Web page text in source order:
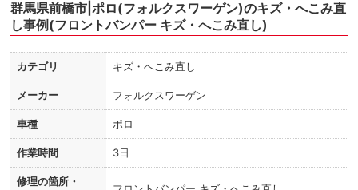
群馬県前橋市|ポロ(フォルクスワーゲン)のキズ・へこみ直
し事例(フロントバンパー キズ・へこみ直し)
カテゴリ キズ・へこみ直し
メーカー フォルクスワーゲン
車種 ポロ
作業時間 3日
修理の箇所・